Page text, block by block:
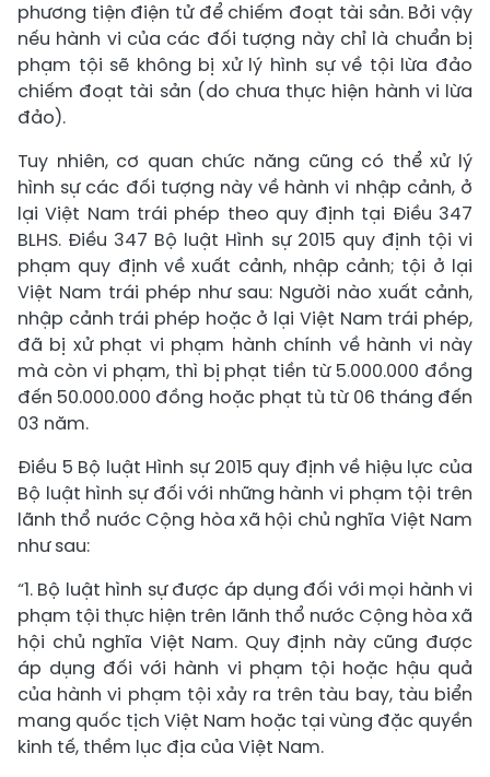
phương tiện điện tử để chiếm đoạt tài sản. Bởi vậy
nếu hành vi của các đối tượng này chỉ là chuẩn bị
phạm tội sẽ không bị xử lý hình sự về tội lừa đảo
chiếm đoạt tài sản (do chưa thực hiện hành vi lừa
đảo).
Tuy nhiên, cơ quan chức năng cũng có thể xử lý
hình sự các đối tượng này về hành vi nhập cảnh, ở
lại Việt Nam trái phép theo quy định tại Điều 347
BLHS. Điều 347 Bộ luật Hình sự 2015 quy định tội vi
phạm quy định về xuất cảnh, nhập cảnh; tội ở lại
Việt Nam trái phép như sau: Người nào xuất cảnh,
nhập cảnh trái phép hoặc ở lại Việt Nam trái phép,
đã bị xử phạt vi phạm hành chính về hành vi này
mà còn vi phạm, thì bị phạt tiền từ 5.000.000 đồng
đến 50.000.000 đồng hoặc phạt tù từ 06 tháng đến
03 năm.
Điều 5 Bộ luật Hình sự 2015 quy định về hiệu lực của
Bộ luật hình sự đối với những hành vi phạm tội trên
lãnh thổ nước Cộng hòa xã hội chủ nghĩa Việt Nam
như sau:
“1. Bộ luật hình sự được áp dụng đối với mọi hành vi
phạm tội thực hiện trên lãnh thổ nước Cộng hòa xã
hội chủ nghĩa Việt Nam. Quy định này cũng được
áp dụng đối với hành vi phạm tội hoặc hậu quả
của hành vi phạm tội xảy ra trên tàu bay, tàu biển
mang quốc tịch Việt Nam hoặc tại vùng đặc quyền
kinh tế, thềm lục địa của Việt Nam.